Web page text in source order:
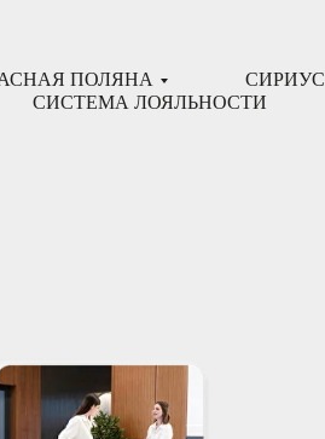
ПОЛЯНА СИРИУС
СИСТЕМА ЛОЯЛЬНОСТИ